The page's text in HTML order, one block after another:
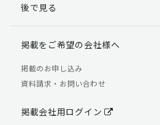
後で見る
掲載をご希望の会社様へ
掲載のお申し込み
資料請求・お問い合わせ
掲載会社用ログイン